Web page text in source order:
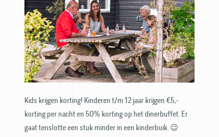
Kids krijgen korting! Kinderen t/m 12 jaar krijgen €5,-
korting per nacht en 50% korting op het dinerbuffet. Er
gaat tenslotte een stuk minder in een kinderbuik. 😉